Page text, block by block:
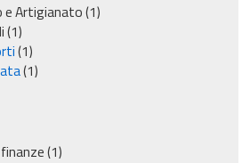
e Artigianato(1)
(1)
(1)
(1)
(1)